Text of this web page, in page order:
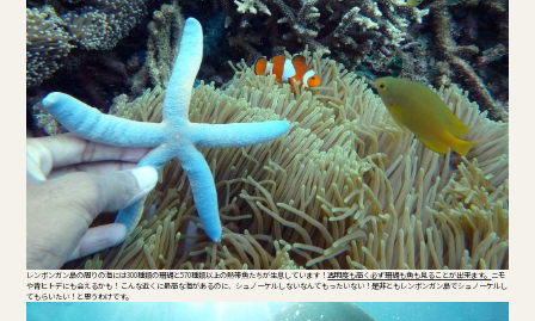
レンボンガン島の周りの海には300種類の珊瑚と570種類以上の熱帯魚たちが生息しています！透明度も高く必ず珊瑚も魚も見ることが出来ます。 ニモ
や青ヒトデにも会えるかも！ こんな近くに最高な海があるのに、シュノーケルしないなんてもったいない！是非ともレンボンガン島でシュノーケルし
てもらいたい！と思うわけです。